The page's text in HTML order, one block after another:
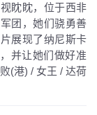
眈眈，位于西非
团，她们骁勇善
展现了纳尼斯卡
并让她们做好准
(港) / 女王 / 达荷